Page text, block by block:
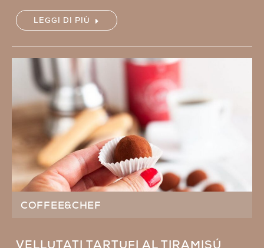
LEGGI DI PIÙ
COFFEE&CHEF